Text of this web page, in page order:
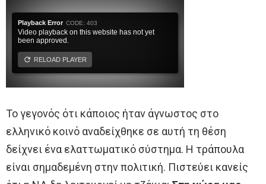
Το γεγονός ότι κάποιος ήταν άγνωστος στο
ελληνικό κοινό αναδείχθηκε σε αυτή τη θέση
δείχνει ένα ελαττωματικό σύστημα. Η τράπουλα
είναι σημαδεμένη στην πολιτική. Πιστεύει κανείς